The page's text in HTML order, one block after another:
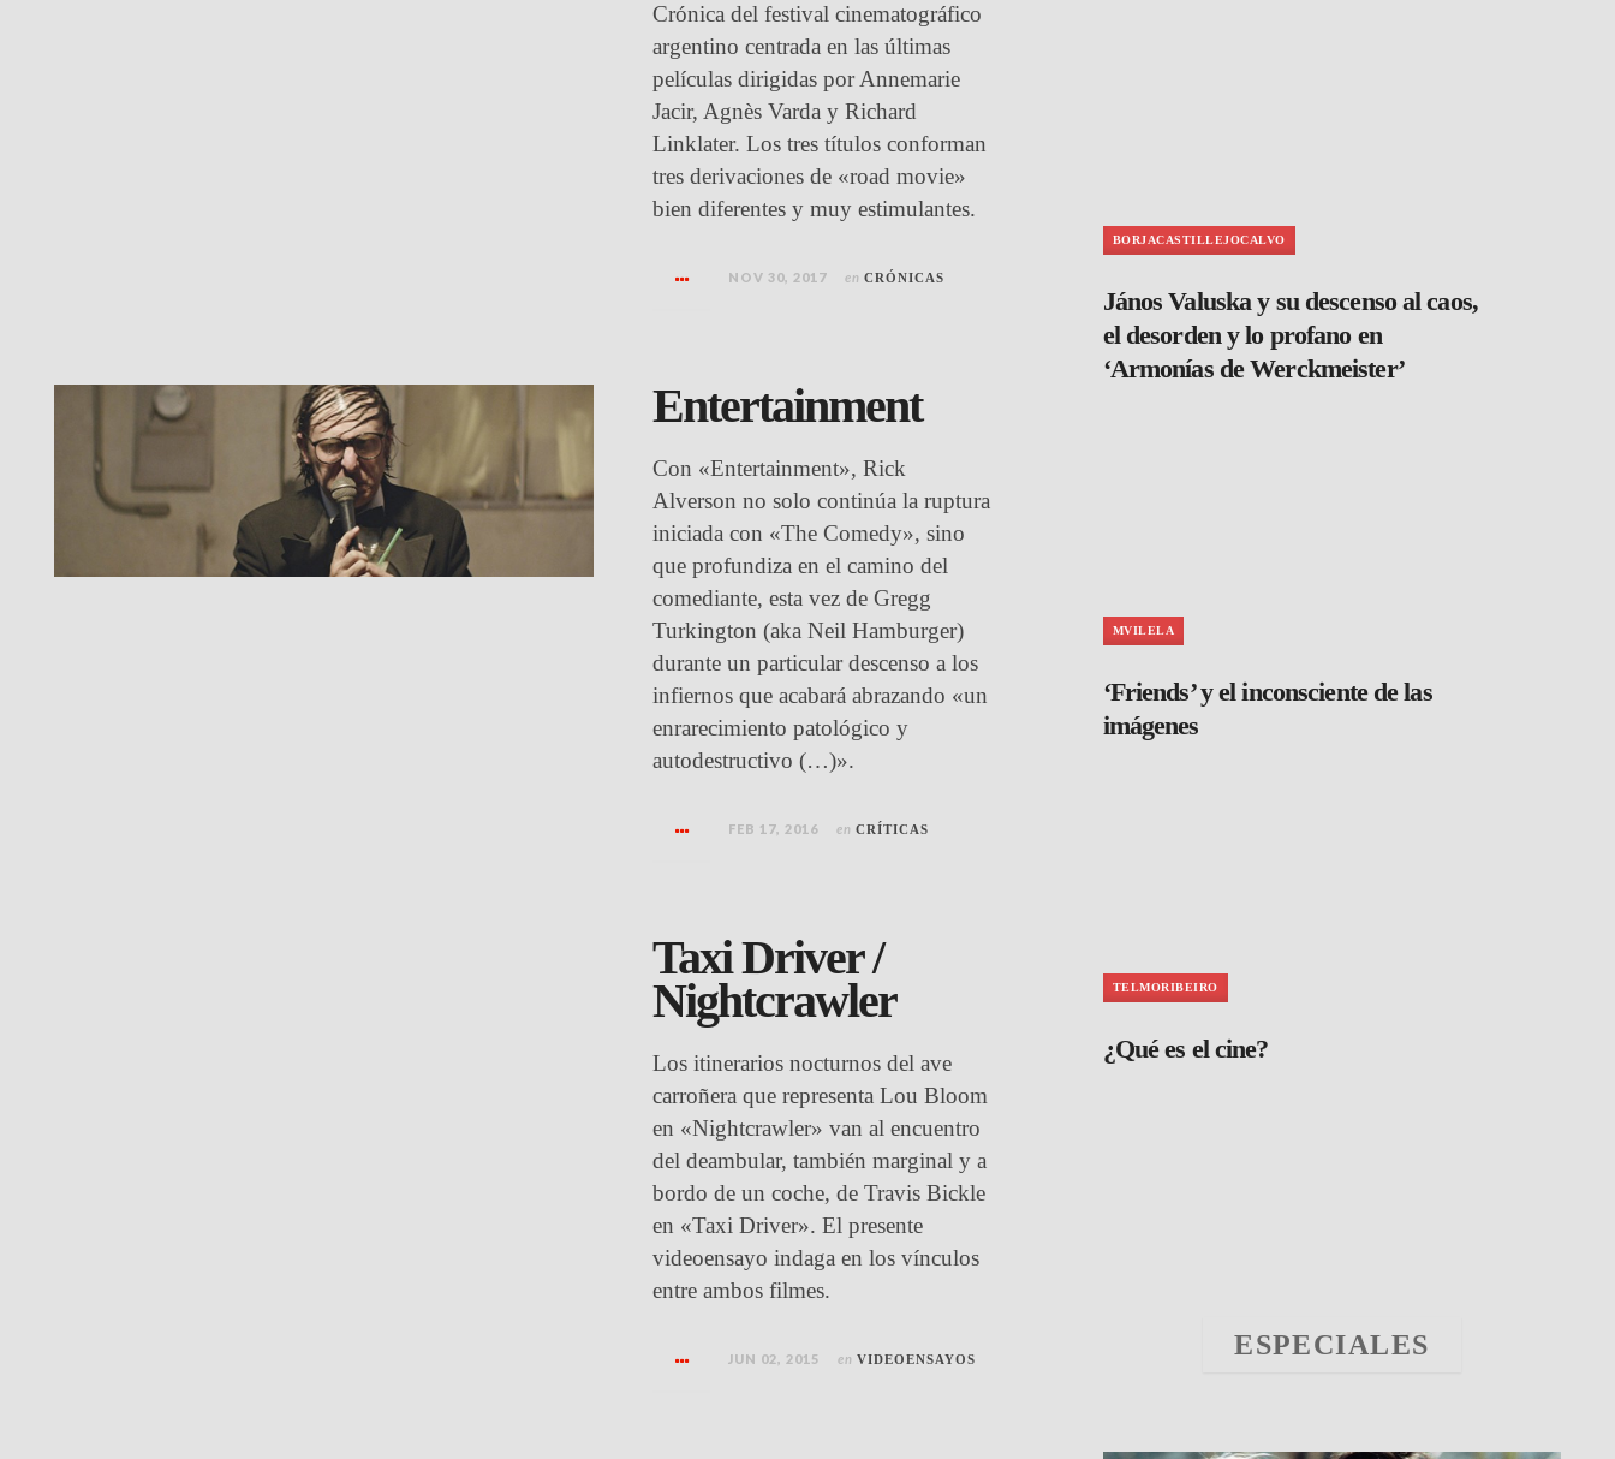
Crónica del festival cinematográfico
argentino centrada en las últimas
películas dirigidas por Annemarie
Jacir, Agnès Varda y Richard
Linklater. Los tres títulos conforman
tres derivaciones de «road movie»
bien diferentes y muy estimulantes.
NOV 30, 2017 en CRÓNICAS
Entertainment
Con «Entertainment», Rick
Alverson no solo continúa la ruptura
iniciada con «The Comedy», sino
que profundiza en el camino del
comediante, esta vez de Gregg
Turkington (aka Neil Hamburger)
durante un particular descenso a los
infiernos que acabará abrazando «un
enrarecimiento patológico y
autodestructivo (…)».
FEB 17, 2016 en CRÍTICAS
Taxi Driver /
Nightcrawler
Los itinerarios nocturnos del ave
carroñera que representa Lou Bloom
en «Nightcrawler» van al encuentro
del deambular, también marginal y a
bordo de un coche, de Travis Bickle
en «Taxi Driver». El presente
videoensayo indaga en los vínculos
entre ambos filmes.
JUN 02, 2015 en VIDEOENSAYOS
BORJACASTILLEJOCALVO
János Valuska y su descenso al caos,
el desorden y lo profano en
‘Armonías de Werckmeister’
MVILELA
‘Friends’ y el inconsciente de las
imágenes
TELMORIBEIRO
¿Qué es el cine?
ESPECIALES